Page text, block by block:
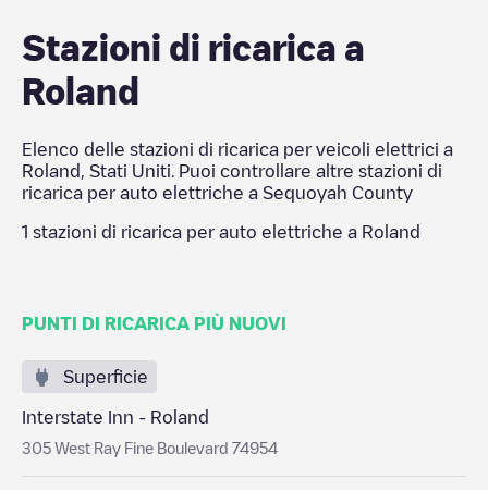
Stazioni di ricarica a
Roland
Elenco delle stazioni di ricarica per veicoli elettrici a
Roland
Stati Uniti . Puoi controllare altre stazioni di
ricarica per auto elettriche a Sequoyah County
1 stazioni di ricarica per auto elettriche a Roland
PUNTI DI RICARICA PIÙ NUOVI
Superficie
Interstate Inn - Roland
305 West Ray Fine Boulevard 74954